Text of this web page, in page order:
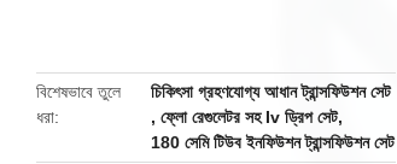
বিশেষভাবে তুলে
ধরা
চিকিৎসা গ্রহণযোগ্য আধান ট্রান্সফিউশন সেট
,ফ্লো রেগুলেটর সহ Iv ড্রিপ সেট,
180 সেমি টিউব ইনফিউশন ট্রান্সফিউশন সেট